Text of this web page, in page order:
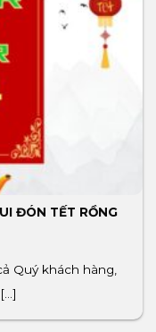
ĐÓN TẾT RỒNG
Quý khách hàng,